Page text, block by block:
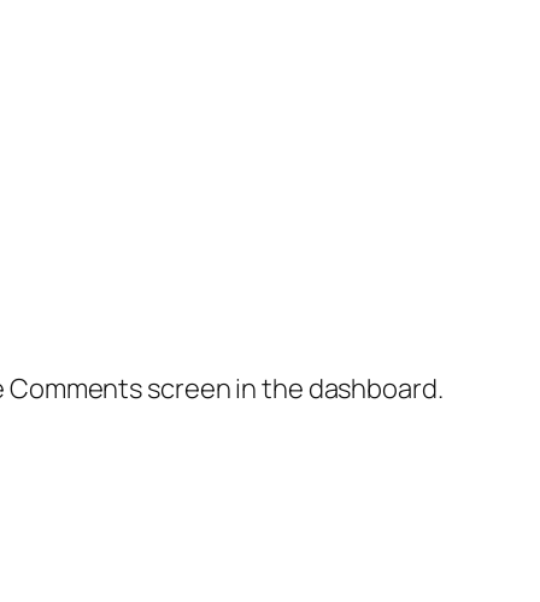
screen in the dashboard.